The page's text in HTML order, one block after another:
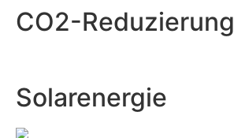
CO2-Reduzierung
Solarenergie